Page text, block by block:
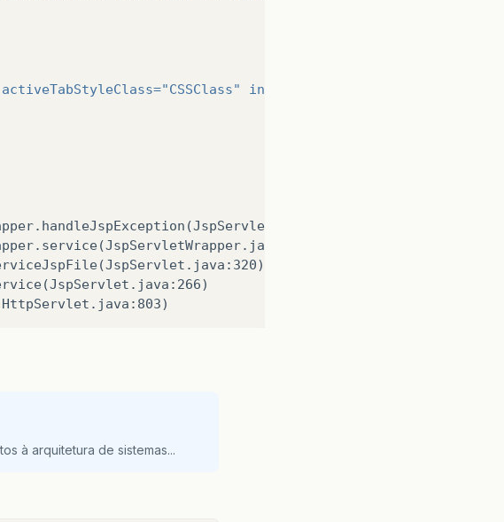
activeTabStyleClass="CSSClass" inactiveTabStyleClass=
à arquitetura de sistemas...